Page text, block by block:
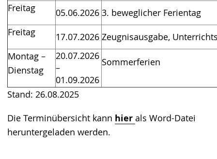
Freitag
05.06.2026 3. beweglicher Ferientag
Freitag
17.07.2026 Zeugnisausgabe,
Montag –
Dienstag
20.07.2026
–
01.09.2026
Sommerferien
Stand: 26.08.2025
Die Terminübersicht kann hier als Word-Datei
heruntergeladen werden.